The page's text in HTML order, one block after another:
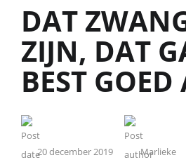
DAT
ZIJN, DAT
BEST GOED
20 december 2019 Marlieke